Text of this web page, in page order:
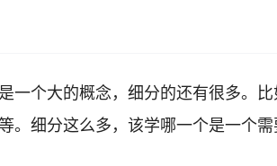
一个大的概念，细分的还有很多。
。细分这么多，该学哪一个是一个需